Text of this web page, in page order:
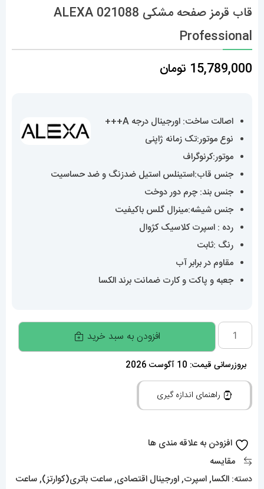
قاب قرمز صفحه مشکی 021088 ALEXA
Professional
15,789,000 تومان
اصالت ساخت: اورجینال درجه A+++
نوع موتور:تک زمانه ژاپنی
موتور:کرنوگراف
جنس قاب:استینلس استیل ضدزنگ و ضد حساسیت
جنس بند: چرم دور دوخت
جنس شیشه:مینرال گلس باکیفیت
رده : اسپرت کلاسیک کژوال
رنگ :ثابت
مقاوم در برابر آب
جعبه و پاکت و کارت ضمانت برند الکسا
ساعت
الکسا
مردانه
اورجینال
کرنوگراف
چرم
قرمز
افزودن به سبد خرید
بروزرسانی قیمت: 10 آگوست 2026
راهنمای اندازه گیری
افزودن به علاقه مندی ها
مقایسه
دسته: الکسا,اسپرت,اورجینال اقتصادی,ساعت باتری(کوارتز),ساعت